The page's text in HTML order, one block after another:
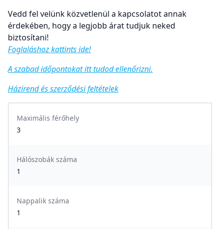
Vedd fel velünk közvetlenül a kapcsolatot annak
érdekében, hogy a legjobb árat tudjuk neked
biztosítani!
Foglaláshoz kattints ide!
A szabad időpontokat itt tudod ellenőrizni.
Házirend és szerződési feltételek
Maximális férőhely
3
Hálószobák száma
1
Nappalik száma
1